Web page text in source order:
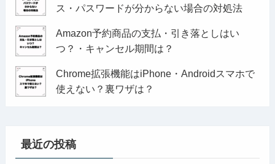
ス・パスワードが分からない場合の対処法
Amazon予約商品の支払・引き落としはい
つ？・キャンセル期間は？
Chrome拡張機能はiPhone・Androidスマホで
使えない？裏ワザは？
最近の投稿